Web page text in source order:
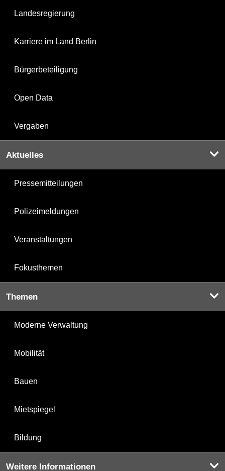
Landesregierung
Karriere im Land Berlin
Bürgerbeteiligung
Open Data
Vergaben
Aktuelles
Pressemitteilungen
Polizeimeldungen
Veranstaltungen
Fokusthemen
Themen
Moderne Verwaltung
Mobilität
Bauen
Mietspiegel
Bildung
Weitere Informationen